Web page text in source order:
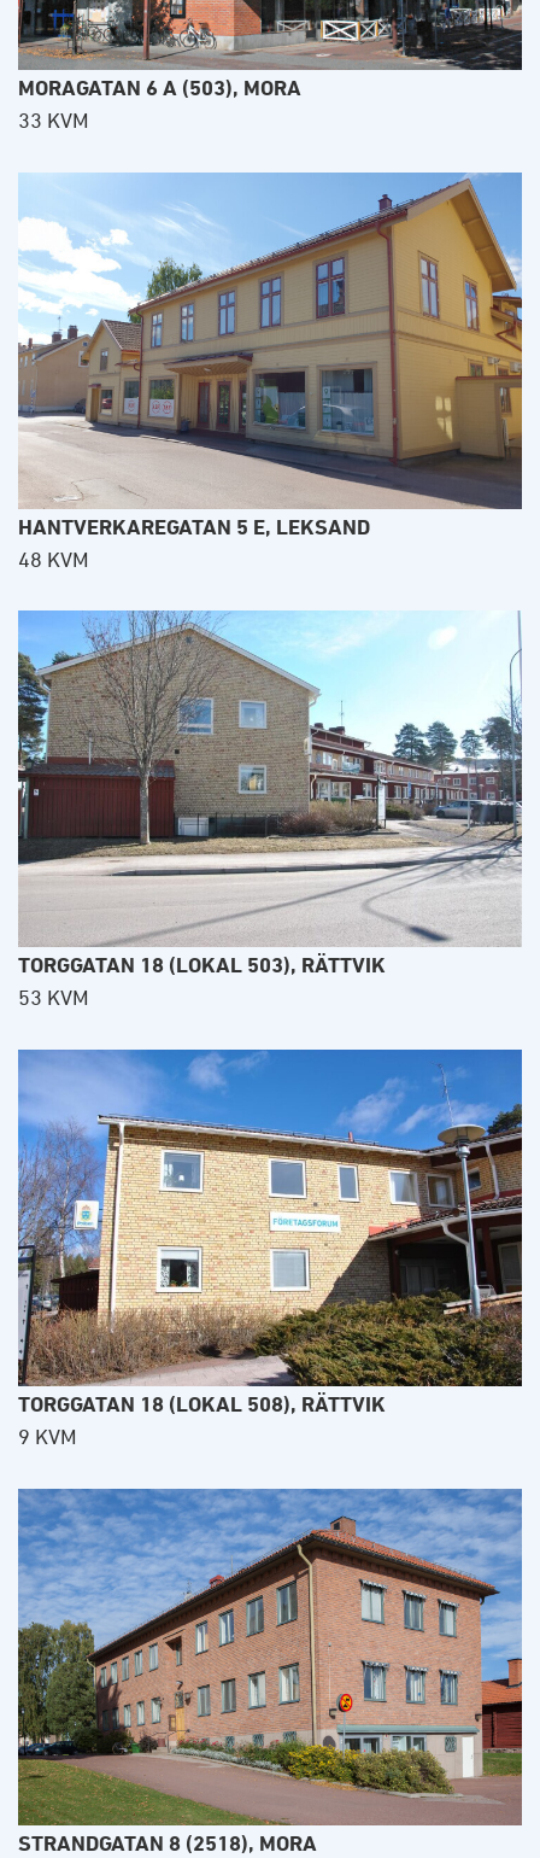
MORAGATAN 6 A (503), MORA
33 KVM
HANTVERKAREGATAN 5 E, LEKSAND
48 KVM
TORGGATAN 18 (LOKAL 503), RÄTTVIK
53 KVM
TORGGATAN 18 (LOKAL 508), RÄTTVIK
9 KVM
STRANDGATAN 8 (2518), MORA